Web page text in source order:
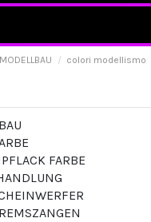
MODELLBAU colori modellismo
FARBE